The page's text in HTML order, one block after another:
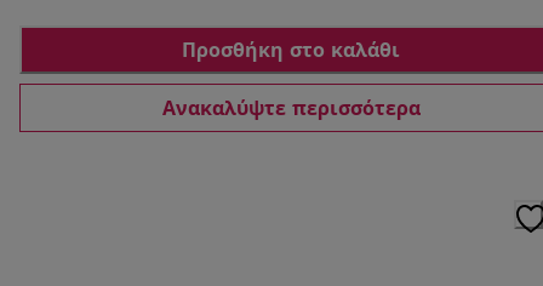
Προσθήκη στο καλάθι
Ανακαλύψτε περισσότερα